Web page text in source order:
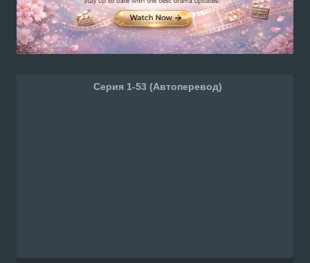
Серия 1-53 (Автоперевод)